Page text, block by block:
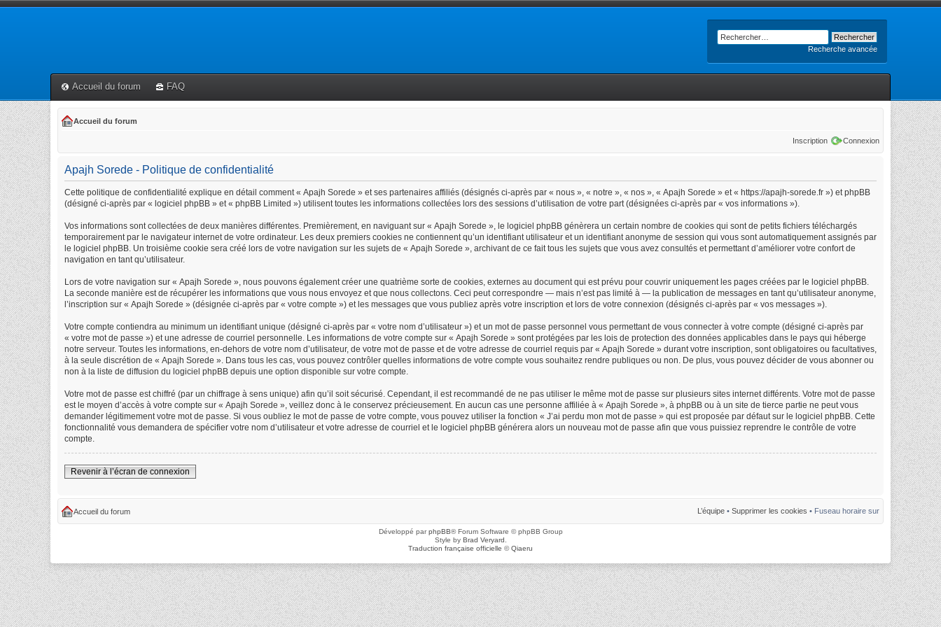
Recherche avancée
Accueil du forum FAQ
Accueil du forum
Inscription Connexion
Apajh Sorede - Politique de confidentialité
Cette politique de confidentialité explique en détail comment « Apajh Sorede » et ses partenaires affiliés (désignés ci-après par « nous », « notre », « nos », « Apajh Sorede » et « https://apajh-sorede.fr ») et phpBB
(désigné ci-après par « logiciel phpBB » et « phpBB Limited ») utilisent toutes les informations collectées lors des sessions d’utilisation de votre part (désignées ci-après par « vos informations »).
Vos informations sont collectées de deux manières différentes. Premièrement, en naviguant sur « Apajh Sorede », le logiciel phpBB génèrera un certain nombre de cookies qui sont de petits fichiers téléchargés
temporairement par le navigateur internet de votre ordinateur. Les deux premiers cookies ne contiennent qu’un identifiant utilisateur et un identifiant anonyme de session qui vous sont automatiquement assignés par
le logiciel phpBB. Un troisième cookie sera créé lors de votre navigation sur les sujets de « Apajh Sorede », archivant de ce fait tous les sujets que vous avez consultés et permettant d’améliorer votre confort de
navigation en tant qu’utilisateur.
Lors de votre navigation sur « Apajh Sorede », nous pouvons également créer une quatrième sorte de cookies, externes au document qui est prévu pour couvrir uniquement les pages créées par le logiciel phpBB.
La seconde manière est de récupérer les informations que vous nous envoyez et que nous collectons. Ceci peut correspondre — mais n’est pas limité à — la publication de messages en tant qu’utilisateur anonyme,
l’inscription sur « Apajh Sorede » (désignée ci-après par « votre compte ») et les messages que vous publiez après votre inscription et lors de votre connexion (désignés ci-après par « vos messages »).
Votre compte contiendra au minimum un identifiant unique (désigné ci-après par « votre nom d’utilisateur ») et un mot de passe personnel vous permettant de vous connecter à votre compte (désigné ci-après par
« votre mot de passe ») et une adresse de courriel personnelle. Les informations de votre compte sur « Apajh Sorede » sont protégées par les lois de protection des données applicables dans le pays qui héberge
notre serveur. Toutes les informations, en-dehors de votre nom d’utilisateur, de votre mot de passe et de votre adresse de courriel requis par « Apajh Sorede » durant votre inscription, sont obligatoires ou facultatives,
à la seule discrétion de « Apajh Sorede ». Dans tous les cas, vous pouvez contrôler quelles informations de votre compte vous souhaitez rendre publiques ou non. De plus, vous pouvez décider de vous abonner ou
non à la liste de diffusion du logiciel phpBB depuis une option disponible sur votre compte.
Votre mot de passe est chiffré (par un chiffrage à sens unique) afin qu’il soit sécurisé. Cependant, il est recommandé de ne pas utiliser le même mot de passe sur plusieurs sites internet différents. Votre mot de passe
est le moyen d’accès à votre compte sur « Apajh Sorede », veillez donc à le conservez précieusement. En aucun cas une personne affiliée à « Apajh Sorede », à phpBB ou à un site de tierce partie ne peut vous
demander légitimement votre mot de passe. Si vous oubliez le mot de passe de votre compte, vous pouvez utiliser la fonction « J’ai perdu mon mot de passe » qui est proposée par défaut sur le logiciel phpBB. Cette
fonctionnalité vous demandera de spécifier votre nom d’utilisateur et votre adresse de courriel et le logiciel phpBB générera alors un nouveau mot de passe afin que vous puissiez reprendre le contrôle de votre
compte.
Revenir à l’écran de connexion
Accueil du forum L’équipe • Supprimer les cookies • Fuseau horaire sur
Développé parphpBB® Forum Software © phpBB Group
Style by Brad Veryard
Traduction française officielle ©Qiaeru